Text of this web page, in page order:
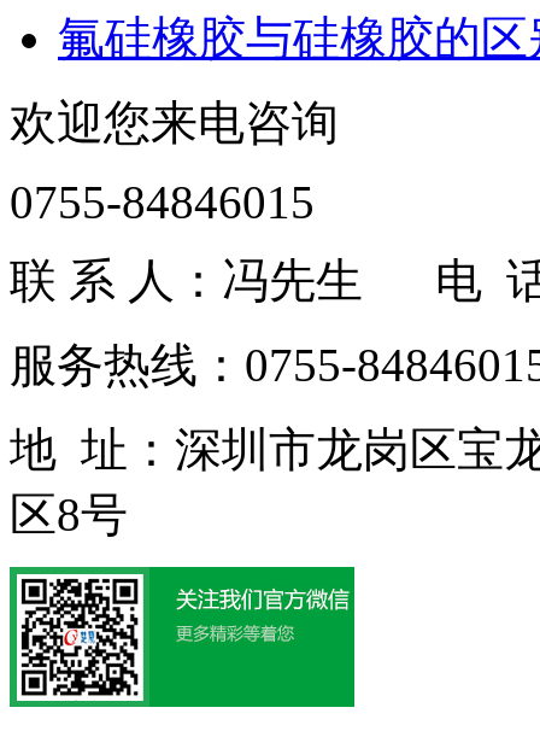
氟硅橡胶与硅橡胶的区
欢迎您来电咨询
0755-84846015
联 系 人：冯先生 电 话
服务热线：0755-
地 址：深圳市龙岗区宝
区8号